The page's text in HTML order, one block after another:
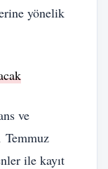
yönelik
ve
Temmuz
ile kayıt